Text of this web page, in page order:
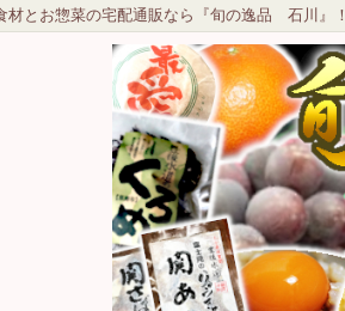
材とお惣菜の宅配通販なら『旬の逸品 石川』！